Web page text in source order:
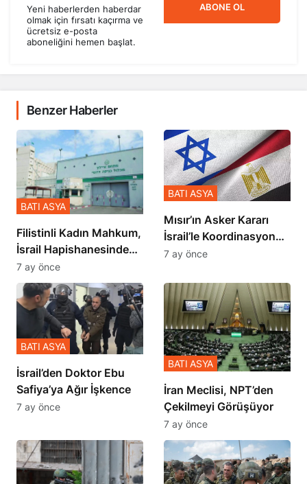
Yeni haberlerden haberdar
olmak için fırsatı kaçırma ve
ücretsiz e-posta
aboneliğini hemen başlat.
ABONE OL
Benzer Haberler
Filistinli Kadın Mahkum,
İsrail Hapishanesindeki
Zulmü Anlattı
BATI ASYA
7 ay önce
Mısır’ın Asker Kararı
İsrail’le Koordinasyon
İçinde Gerçekleşmiş
BATI ASYA
7 ay önce
İsrail’den Doktor Ebu
Safiya’ya Ağır İşkence
BATI ASYA
7 ay önce
İran Meclisi, NPT’den
Çekilmeyi Görüşüyor
BATI ASYA
7 ay önce